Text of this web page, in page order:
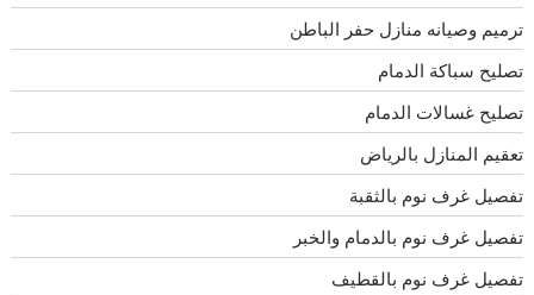
ترميم وصيانه منازل حفر الباطن
تصليح سباكة الدمام
تصليح غسالات الدمام
تعقيم المنازل بالرياض
تفصيل غرف نوم بالثقبة
تفصيل غرف نوم بالدمام والخبر
تفصيل غرف نوم بالقطيف